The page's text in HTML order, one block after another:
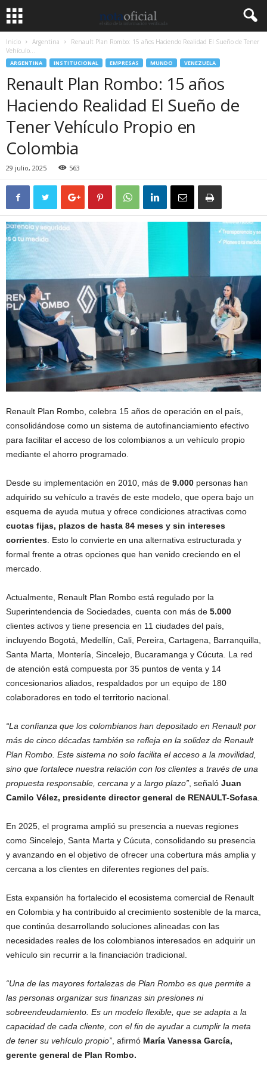
Inicio Argentina
Renault Plan Rombo: 15 años Haciendo Realidad El Sueño de Tener
Vehículo...
ARGENTINA INSTITUCIONAL EMPRESAS MUNDO VENEZUELA
Renault Plan Rombo: 15 años
Haciendo Realidad El Sueño de
Tener Vehículo Propio en
Colombia
29 julio, 2025 563
Renault Plan Rombo, celebra 15 años de operación en el país,
consolidándose como un sistema de autofinanciamiento efectivo
para facilitar el acceso de los colombianos a un vehículo propio
mediante el ahorro programado.
Desde su implementación en 2010, más de 9.000 personas han
adquirido su vehículo a través de este modelo, que opera bajo un
esquema de ayuda mutua y ofrece condiciones atractivas como
cuotas fijas, plazos de hasta 84 meses y sin intereses
corrientes. Esto lo convierte en una alternativa estructurada y
formal frente a otras opciones que han venido creciendo en el
mercado.
Actualmente, Renault Plan Rombo está regulado por la
Superintendencia de Sociedades, cuenta con más de 5.000
clientes activos y tiene presencia en 11 ciudades del país,
incluyendo Bogotá, Medellín, Cali, Pereira, Cartagena, Barranquilla,
Santa Marta, Montería, Sincelejo, Bucaramanga y Cúcuta. La red
de atención está compuesta por 35 puntos de venta y 14
concesionarios aliados, respaldados por un equipo de 180
colaboradores en todo el territorio nacional.
“La confianza que los colombianos han depositado en Renault por
más de cinco décadas también se refleja en la solidez de Renault
Plan Rombo. Este sistema no solo facilita el acceso a la movilidad,
sino que fortalece nuestra relación con los clientes a través de una
propuesta responsable, cercana y a largo plazo”, señaló Juan
Camilo Vélez, presidente director general de RENAULT-Sofasa.
En 2025, el programa amplió su presencia a nuevas regiones
como Sincelejo, Santa Marta y Cúcuta, consolidando su presencia
y avanzando en el objetivo de ofrecer una cobertura más amplia y
cercana a los clientes en diferentes regiones del país.
Esta expansión ha fortalecido el ecosistema comercial de Renault
en Colombia y ha contribuido al crecimiento sostenible de la marca,
que continúa desarrollando soluciones alineadas con las
necesidades reales de los colombianos interesados en adquirir un
vehículo sin recurrir a la financiación tradicional.
“Una de las mayores fortalezas de Plan Rombo es que permite a
las personas organizar sus finanzas sin presiones ni
sobreendeudamiento. Es un modelo flexible, que se adapta a la
capacidad de cada cliente, con el fin de ayudar a cumplir la meta
de tener su vehículo propio”, afirmó María Vanessa García,
gerente general de Plan Rombo.